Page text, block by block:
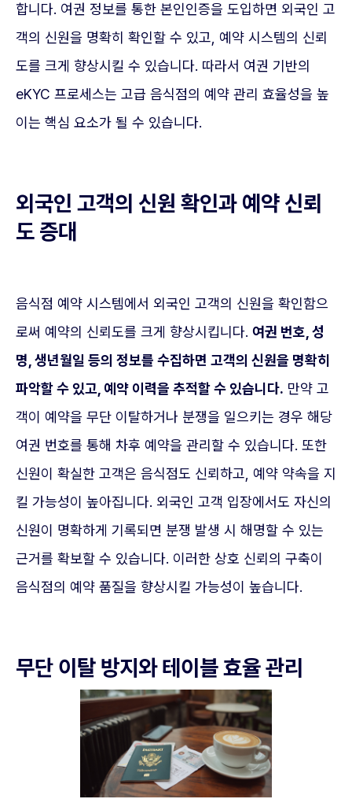
합니다. 여권 정보를 통한 본인인증을 도입하면 외국인 고
객의 신원을 명확히 확인할 수 있고, 예약 시스템의 신뢰
도를 크게 향상시킬 수 있습니다. 따라서 여권 기반의
eKYC 프로세스는 고급 음식점의 예약 관리 효율성을 높
이는 핵심 요소가 될 수 있습니다.
외국인 고객의 신원 확인과 예약 신뢰
도 증대
음식점 예약 시스템에서 외국인 고객의 신원을 확인함으
로써 예약의 신뢰도를 크게 향상시킵니다. 여권 번호, 성
명, 생년월일 등의 정보를 수집하면 고객의 신원을 명확히
파악할 수 있고, 예약 이력을 추적할 수 있습니다. 만약 고
객이 예약을 무단 이탈하거나 분쟁을 일으키는 경우 해당
여권 번호를 통해 차후 예약을 관리할 수 있습니다. 또한
신원이 확실한 고객은 음식점도 신뢰하고, 예약 약속을 지
킬 가능성이 높아집니다. 외국인 고객 입장에서도 자신의
신원이 명확하게 기록되면 분쟁 발생 시 해명할 수 있는
근거를 확보할 수 있습니다. 이러한 상호 신뢰의 구축이
음식점의 예약 품질을 향상시킬 가능성이 높습니다.
무단 이탈 방지와 테이블 효율 관리